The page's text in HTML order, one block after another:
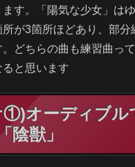
す。「陽気な少女」は
所が3箇所ほどあり、部分
。どちらの曲も練習曲っ
と思います
①)オーディブル
陰獣」